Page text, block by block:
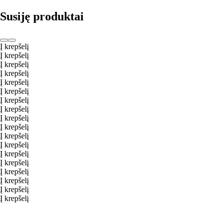
Susiję produktai
Į krepšelį
Į krepšelį
Į krepšelį
Į krepšelį
Į krepšelį
Į krepšelį
Į krepšelį
Į krepšelį
Į krepšelį
Į krepšelį
Į krepšelį
Į krepšelį
Į krepšelį
Į krepšelį
Į krepšelį
Į krepšelį
Į krepšelį
Į krepšelį